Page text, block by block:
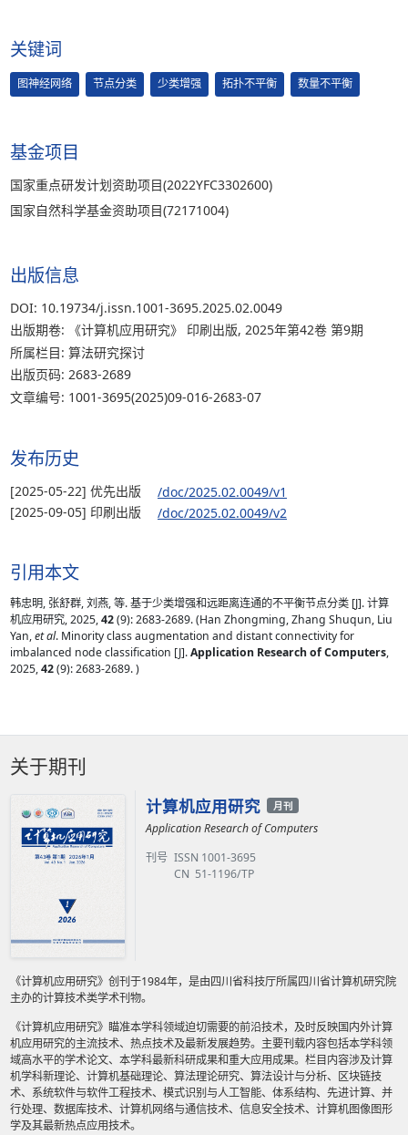
关键词
图神经网络 节点分类 少类增强 拓扑不平衡 数量不平衡
基金项目
国家重点研发计划资助项目(2022YFC3302600)
国家自然科学基金资助项目(72171004)
出版信息
DOI: 10.19734/j.issn.1001-3695.2025.02.0049
出版期卷: 《计算机应用研究》 印刷出版, 2025年第42卷 第9期
所属栏目: 算法研究探讨
出版页码: 2683-2689
文章编号: 1001-3695(2025)09-016-2683-07
发布历史
[2025-05-22] 优先出版
/doc/2025.02.0049/v1
[2025-09-05] 印刷出版
/doc/2025.02.0049/v2
引用本文
韩忠明, 张舒群, 刘燕, 等. 基于少类增强和远距离连通的不平衡节点分类 [J]. 计算
机应用研究, 2025,42(9): 2683-2689. (Han Zhongming, Zhang Shuqun, Liu
Yan,et al. Minority class augmentation and distant connectivity for
imbalanced node classification [J].Application Research of Computers,
2025,42(9): 2683-2689. )
关于期刊
计算机应用研究 月刊
Application Research of Computers
刊号 ISSN 1001-3695
CN 51-1196/TP
《计算机应用研究》创刊于1984年，是由四川省科技厅所属四川省计算机研究院
主办的计算技术类学术刊物。
《计算机应用研究》瞄准本学科领域迫切需要的前沿技术，及时反映国内外计算
机应用研究的主流技术、热点技术及最新发展趋势。主要刊载内容包括本学科领
域高水平的学术论文、本学科最新科研成果和重大应用成果。栏目内容涉及计算
机学科新理论、计算机基础理论、算法理论研究、算法设计与分析、区块链技
术、系统软件与软件工程技术、模式识别与人工智能、体系结构、先进计算、并
行处理、数据库技术、计算机网络与通信技术、信息安全技术、计算机图像图形
学及其最新热点应用技术。